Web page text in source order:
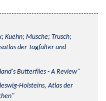
Kuehn; Musche; Trusch;
der Tagfalter und
Butterflies - A Review
Holsteins, Atlas der